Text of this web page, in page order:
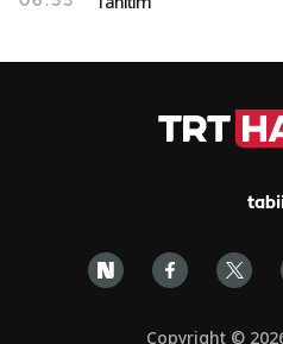
Copyright ©